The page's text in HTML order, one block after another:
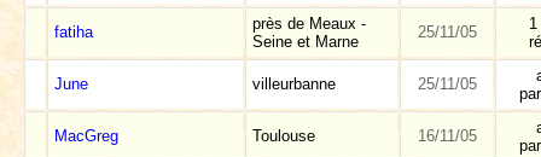
fatiha
près de Meaux -
Seine et Marne
25/11/05
June villeurbanne 25/11/05
MacGreg Toulouse 16/11/05